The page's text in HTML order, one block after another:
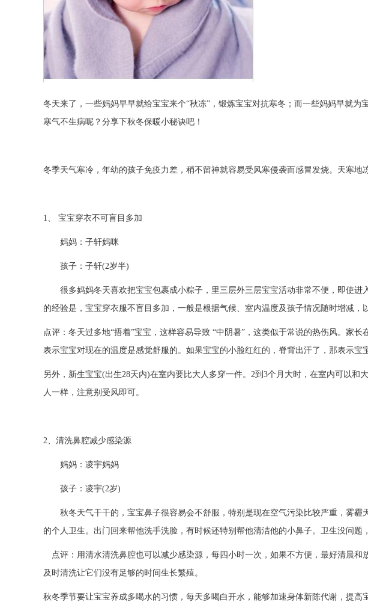
冬天来了，一些妈妈早早就给宝宝来个“秋冻”，锻炼宝宝对抗寒冬；而一些妈妈早就
寒气不生病呢？分享下秋冬保暖小秘诀吧！
冬季天气寒冷，年幼的孩子免疫力差，稍不留神就容易受风寒侵袭而感冒发烧。天寒地
1、 宝宝穿衣不可盲目多加
妈妈：子轩妈咪
孩子：子轩(2岁半)
很多妈妈冬天喜欢把宝宝包裹成小粽子，里三层外三层宝宝活动非常不便，即使进
的经验是，宝宝穿衣服不盲目多加，一般是根据气候、室内温度及孩子情况随时增减，
点评：冬天过多地“捂着”宝宝，这样容易导致 “中阴暑”，这类似于常说的热伤风。家
表示宝宝对现在的温度是感觉舒服的。如果宝宝的小脸红红的，脊背出汗了，那表示宝
另外，新生宝宝(出生28天内)在室内要比大人多穿一件。2到3个月大时，在室内可以
人一样，注意别受风即可。
2、清洗鼻腔减少感染源
妈妈：凌宇妈妈
孩子：凌宇(2岁)
秋冬天气干干的，宝宝鼻子很容易会不舒服，特别是现在空气污染比较严重，雾霾
的个人卫生。出门回来帮他洗手洗脸，有时候还特别帮他清洁他的小鼻子。卫生没问题
点评：用清水清洗鼻腔也可以减少感染源，每四小时一次，如果不方便，最好清晨和
及时清洗让它们没有足够的时间生长繁殖。
秋冬季节要让宝宝养成多喝水的习惯，每天多喝白开水，能够加速身体新陈代谢，提高